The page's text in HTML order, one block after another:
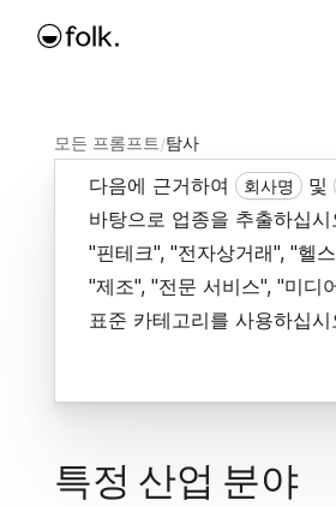
모든 프롬프트/탐사
다음에 근거하여 회사명 및
바탕으로 업종을 추출하십
"핀테크", "전자상거래", "헬
"제조", "전문 서비스", "미디
표준 카테고리를 사용하십시
특정 산업 분야